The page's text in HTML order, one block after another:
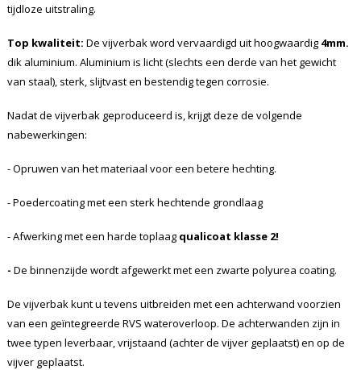
tijdloze uitstraling.
Top kwaliteit: De vijverbak word vervaardigd uit hoogwaardig 4mm.
dik aluminium. Aluminium is licht (slechts een derde van het gewicht
van staal), sterk, slijtvast en bestendig tegen corrosie.
Nadat de vijverbak geproduceerd is, krijgt deze de volgende
nabewerkingen:
- Opruwen van het materiaal voor een betere hechting.
- Poedercoating met een sterk hechtende grondlaag
- Afwerking met een harde toplaag qualicoat klasse 2!
- De binnenzijde wordt afgewerkt met een zwarte polyurea coating.
De vijverbak kunt u tevens uitbreiden met een achterwand voorzien
van een geïntegreerde RVS wateroverloop. De achterwanden zijn in
twee typen leverbaar, vrijstaand (achter de vijver geplaatst) en op de
vijver geplaatst.